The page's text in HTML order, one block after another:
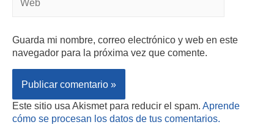
Guarda mi nombre, correo electrónico y web en este
navegador para la próxima vez que comente.
Este sitio usa Akismet para reducir el spam. Aprende
cómo se procesan los datos de tus comentarios.